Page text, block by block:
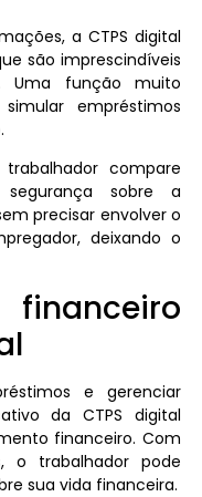
a CTPS digital
são imprescindíveis
Uma função muito
empréstimos
compare
sobre a
precisar envolver o
deixando o
e gerenciar
da CTPS digital
financeiro. Com
o trabalhador pode
sua vida financeira.